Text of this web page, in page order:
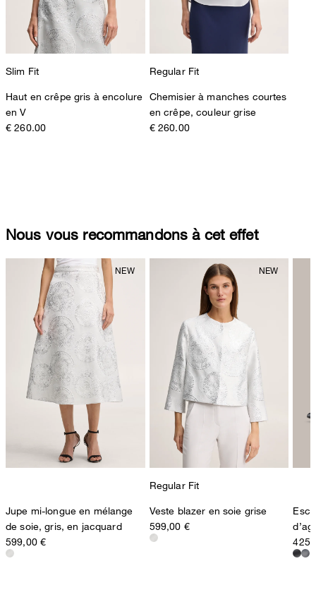
Slim Fit
Haut en crêpe gris à encolure
en V
€ 260.00
Regular Fit
Chemisier à manches courtes
en crêpe, couleur grise
€ 260.00
Nous vous recommandons à cet effet
Jupe mi-longue en mélange
de soie, gris, en jacquard
599,00 €
Regular Fit
Veste blazer en soie grise
599,00 €